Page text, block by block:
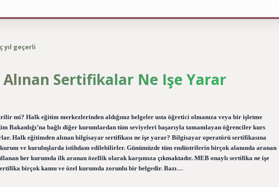
yıl geçerli
Sertifikalar Ne Işe Yarar
mi? Halk eğitim merkezlerinden aldığınız belgeler usta öğretici olmanıza veya bir işletme
Bakanlığı’na bağlı diğer kurumlardan tüm seviyeleri başarıyla tamamlayan öğrenciler kurs
Halk eğitimden alınan bilgisayar sertifikası ne işe yarar? Bilgisayar operatörü sertifikasına
ve kuruluşlarda istihdam edilebilirler. Günümüzde tüm endüstrilerin birçok alanında aranan
her kurumda ilk aranan özellik olarak karşımıza çıkmaktadır. MEB onaylı sertifika ne işe
birçok kamu ve özel kurumda zorunlu bir belgedir. Bazı…